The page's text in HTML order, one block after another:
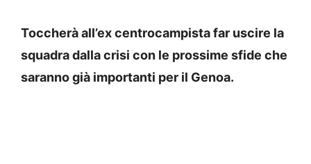
Toccherà all’ex centrocampista far uscire la
squadra dalla crisi con le prossime sfide che
saranno già importanti per il Genoa.